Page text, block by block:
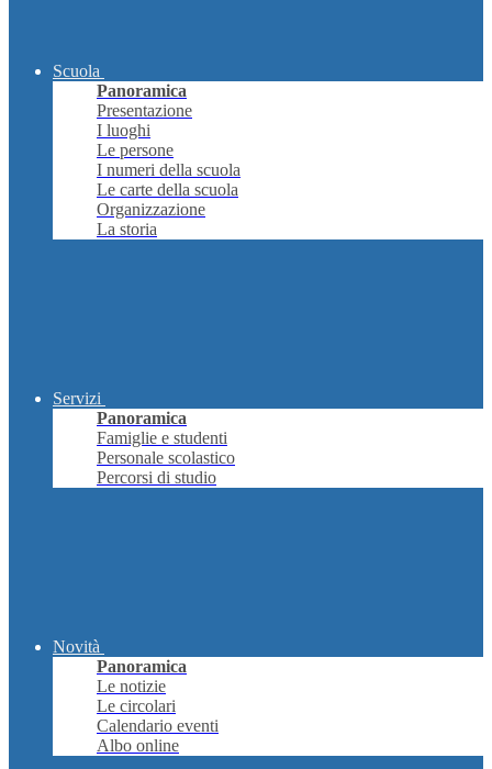
Scuola
Panoramica
Presentazione
I luoghi
Le persone
I numeri della scuola
Le carte della scuola
Organizzazione
La storia
Servizi
Panoramica
Famiglie e studenti
Personale scolastico
Percorsi di studio
Novità
Panoramica
Le notizie
Le circolari
Calendario eventi
Albo online